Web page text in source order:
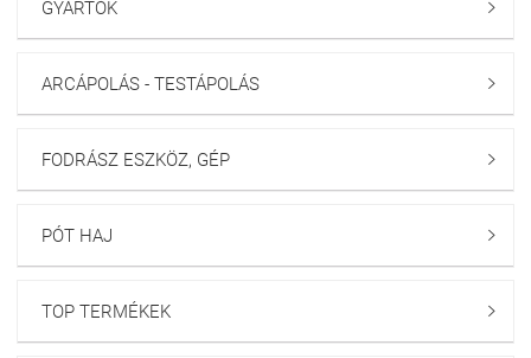
GYÁRTÓK 
ARCÁPOLÁS - TESTÁPOLÁS 
FODRÁSZ ESZKÖZ, GÉP 
PÓT HAJ 
TOP TERMÉKEK 